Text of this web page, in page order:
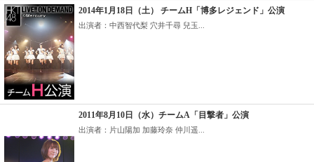
2014年1月18日（土） チームH「博多レジェンド」公演
出演者：中西智代梨 穴井千尋 兒玉...
2011年8月10日（水）チームA「目撃者」公演
出演者：片山陽加 加藤玲奈 仲川遥...